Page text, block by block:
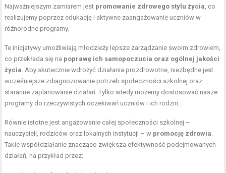
Najważniejszym zamiarem jest promowanie zdrowego stylu życia, co
realizujemy poprzez edukację i aktywne zaangażowanie uczniów w
różnorodne programy.
Te inicjatywy umożliwiają młodzieży lepsze zarządzanie swoim zdrowiem,
co przekłada się na poprawę ich samopoczucia oraz ogólnej jakości
życia. Aby skutecznie wdrożyć działania prozdrowotne, niezbędne jest
wcześniejsze zdiagnozowanie potrzeb społeczności szkolnej oraz
staranne zaplanowanie działań. Tylko wtedy możemy dostosować nasze
programy do rzeczywistych oczekiwań uczniów i ich rodzin.
Równie istotne jest angażowanie całej społeczności szkolnej –
nauczycieli, rodziców oraz lokalnych instytucji – w promocję zdrowia.
Takie współdziałanie znacząco zwiększa efektywność podejmowanych
działań, na przykład przez: